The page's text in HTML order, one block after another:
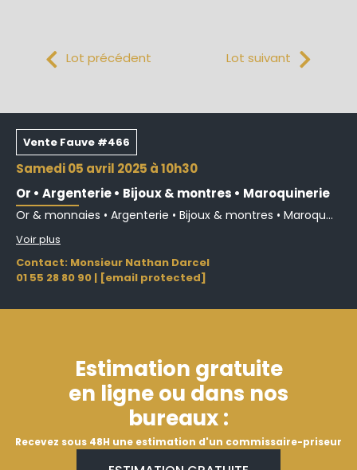
Lot précédent Lot suivant
Vente Fauve #466
samedi 05 avril 2025 à 10h30
Or • Argenterie • Bijoux & montres • Maroquinerie
Or & monnaies • Argenterie • Bijoux & montres • Maroqu...
Voir plus
Contact: Monsieur Nathan Darcel
01 55 28 80 90 | [email protected]
Estimation gratuite
en ligne ou dans nos
bureaux :
Recevez sous 48H une estimation d'un commissaire-priseur